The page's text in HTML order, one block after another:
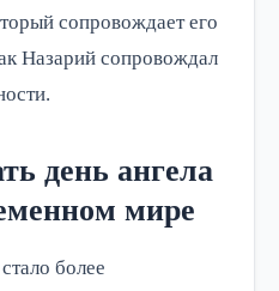
сопровождает его
Назарий сопровождал
день ангела
мире
более